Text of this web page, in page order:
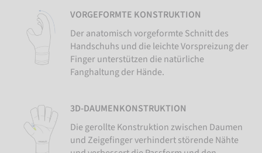
VORGEFORMTE KONSTRUKTION
Der anatomisch vorgeformte Schnitt des
Handschuhs und die leichte Vorspreizung der
Finger unterstützen die natürliche
Fanghaltung der Hände.
3D-DAUMENKONSTRUKTION
Die gerollte Konstruktion zwischen Daumen
und Zeigefinger verhindert störende Nähte